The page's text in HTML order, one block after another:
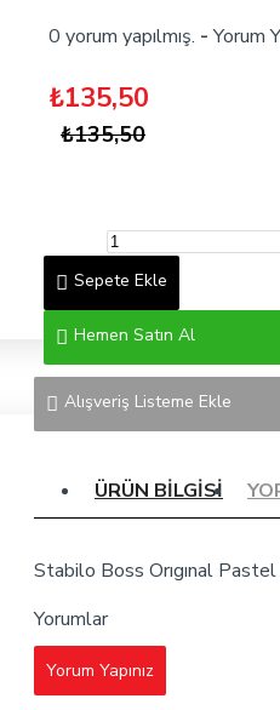
0 yorum yapılmış. - Yorum
₺135,50
₺135,50
Sepete Ekle
Hemen Satın Al
Alışveriş Listeme Ekle
ÜRÜN BILGISI
Stabilo Boss Orıgınal
Yorumlar
Yorum Yapınız